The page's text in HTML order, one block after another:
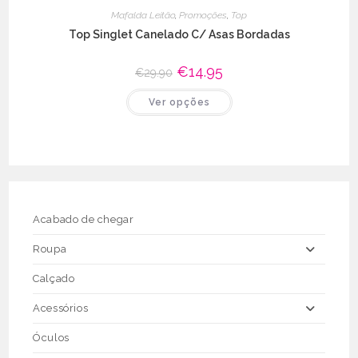
Mafalda Leitão, Promoções, Top
Top Singlet Canelado C/ Asas Bordadas
€29.90 O
preço
original
era:
€29.90.
€14.95
atual
€14.95.
Ver opções
product
Acabado de chegar
Roupa
Calçado
Acessórios
Óculos